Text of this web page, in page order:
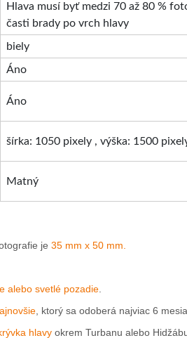
Hlava musí byť medzi 70 až 80 %
časti brady po vrch hlavy
biely
Áno
Áno
šírka: 1050 pixely , výška: 1500
Matný
je 35 mm x 50 mm.
alebo svetlé pozadie
, ktorý sa odoberá najviac 6
hlavy okrem Turbanu alebo